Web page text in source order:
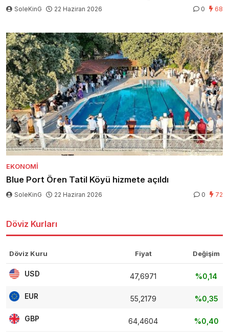
SoleKinG 22 Haziran 2026 0 68
EKONOMI
Blue Port Ören Tatil Köyü hizmete açıldı
SoleKinG 22 Haziran 2026 0 72
Döviz Kurları
Döviz Kuru Fiyat Değişim
USD 47,6971 %0,14
EUR 55,2179 %0,35
GBP 64,4604 %0,40